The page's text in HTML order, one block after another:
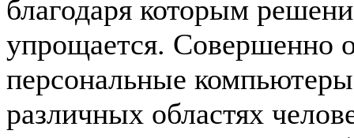
благодаря которым
упрощается. Совершенно
персональные
различных областях